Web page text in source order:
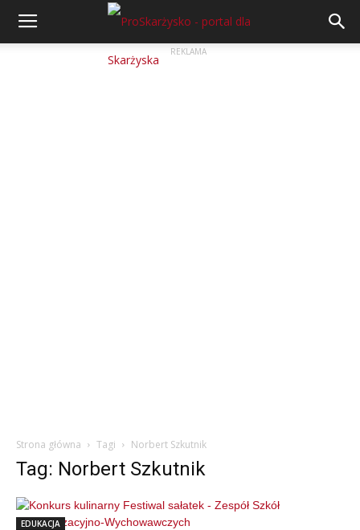
REKLAMA
Strona główna Tagi Norbert Szkutnik
Tag: Norbert Szkutnik
EDUKACJA